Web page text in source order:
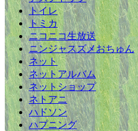
トイレ
トミカ
ニコニコ生放送
ニンジャスズメおちゅん
ネット
ネットアルバム
ネットショップ
ネトアニ
ハドソン
ハプニング